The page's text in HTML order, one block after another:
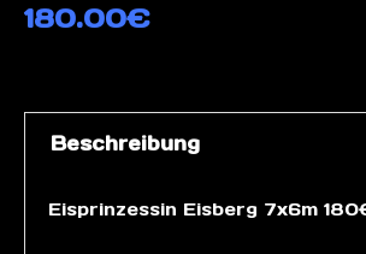
180.00€
Beschreibung
Eisprinzessin Eisberg 7x6m